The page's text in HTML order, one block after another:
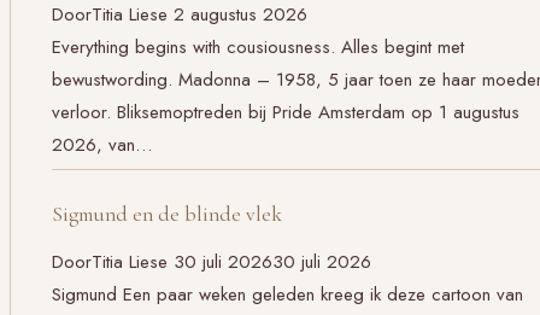
DoorTitia Liese 2 augustus 2026
Everything begins with cousiousness. Alles begint met
bewustwording. Madonna – 1958, 5 jaar toen ze haar
verloor. Bliksemoptreden bij Pride Amsterdam op 1 augustus
2026, van…
Sigmund en de blinde vlek
DoorTitia Liese 30 juli 202630 juli 2026
Sigmund Een paar weken geleden kreeg ik deze cartoon van